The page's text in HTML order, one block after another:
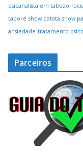
psicanalista em taboao
taboré show patata show
ansiedade tratamento
Parceiros